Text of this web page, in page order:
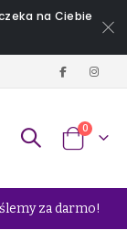
na Ciebie
Koszyk
0
za darmo!